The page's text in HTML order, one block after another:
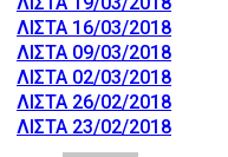
ΛΙΣΤΑ 16/03/2018
ΛΙΣΤΑ 09/03/2018
ΛΙΣΤΑ 02/03/2018
ΛΙΣΤΑ 26/02/2018
ΛΙΣΤΑ 23/02/2018